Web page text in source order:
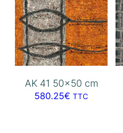
AK 41 50×50 cm
580.25€ TTC